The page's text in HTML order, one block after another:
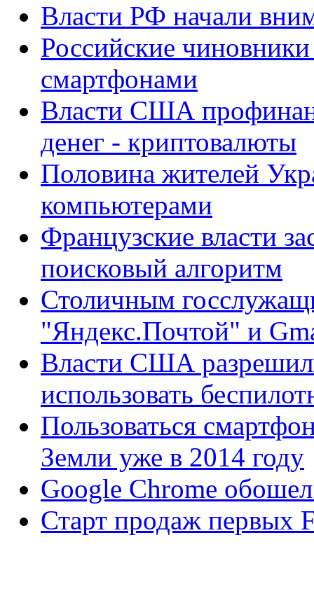
Власти РФ начали
Российские
смартфонами
Власти США
денег - криптовалюты
Половина жителей
компьютерами
Французские власти
поисковый алгоритм
Столичным
"Яндекс.Почтой" и
Власти США
использовать
Пользоваться
Земли уже в 2014 году
Google Chrome
Старт продаж первых